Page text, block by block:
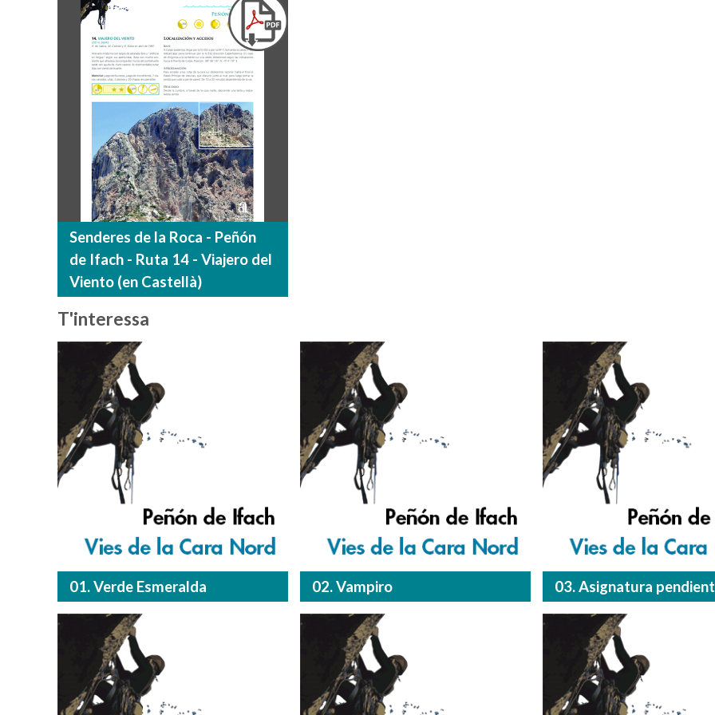
Senderes de la Roca - Peñón
de Ifach - Ruta 14 - Viajero del
Viento (en Castellà)
T'interessa
01. Verde Esmeralda 02. Vampiro 03. Asignatura